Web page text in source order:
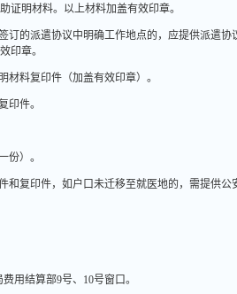
证明材料。以上材料加盖有效印章。
订的派遣协议中明确工作地点的，应提供派遣
印章。
料复印件（加盖有效印章）。
印件。
份）。
和复印件，如户口未迁移至就医地的，需提供
费用结算部9号、 10号窗口。